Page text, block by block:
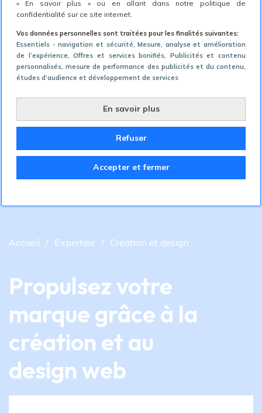
« En savoir plus » ou en allant dans notre politique de
confidentialité sur ce site internet.
Vos données personnelles sont traitées pour les finalités suivantes:
Essentiels - navigation et sécurité , Mesure, analyse et amélioration
de l’expérience , Offres et services bonifiés , Publicités et contenu
personnalisés, mesure de performance des publicités et du contenu,
études d’audience et développement de services
En savoir plus
Refuser
Accepter et fermer
Accueil Expertise Création et design
Propulsez votre
marque grâce à la
création et au
design web